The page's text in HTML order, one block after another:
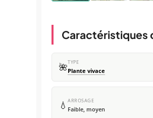
Caractéristiques
🌺TYPE
Plante vivace
💧 ARROSAGE
Faible, moyen